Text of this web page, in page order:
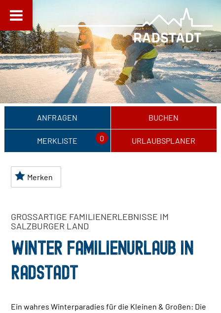
ANFRAGEN BUCHEN
MERKLISTE 0 URLAUBSPLANER
Merken
GROSSARTIGE FAMILIENERLEBNISSE IM
SALZBURGER LAND
WINTER FAMILIENURLAUB IN
RADSTADT
Ein wahres Winterparadies für die Kleinen & Großen: Die